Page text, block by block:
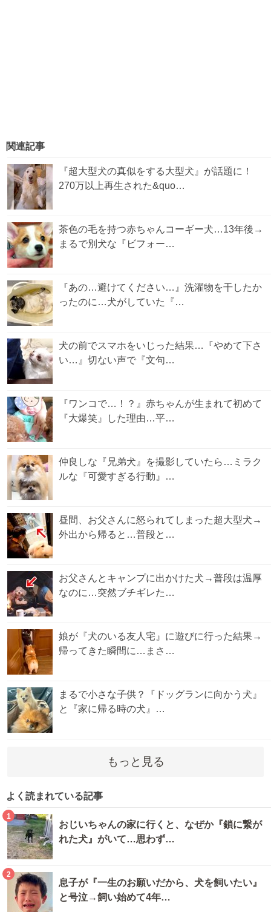
関連記事
『超大型犬の真似をする大型犬』が話題に！
270万以上再生された&quo…
茶色の毛を持つ赤ちゃんコーギー犬…13年後→
まるで別犬な『ビフォー…
『あの…避けてください…』洗濯物を干したか
ったのに…犬がしていた『…
犬の前でスマホをいじった結果…『やめて下さ
い…』切ない声で『文句…
『ワンコで…！？』赤ちゃんが生まれて初めて
『大爆笑』した理由…平…
仲良しな『兄弟犬』を撮影していたら…ミラク
ルな『可愛すぎる行動』…
昼間、お父さんに怒られてしまった超大型犬→
外出から帰ると…普段と…
お父さんとキャンプに出かけた犬→普段は温厚
なのに…突然ブチギレた…
娘が『犬のいる友人宅』に遊びに行った結果→
帰ってきた瞬間に…まさ…
まるで小さな子供？『ドッグランに向かう犬』
と『家に帰る時の犬』…
もっと見る
よく読まれている記事
1
おじいちゃんの家に行くと、なぜか『鎖に繋が
れた犬』がいて…思わず…
2
息子が『一生のお願いだから、犬を飼いたい』
と号泣→飼い始めて4年…